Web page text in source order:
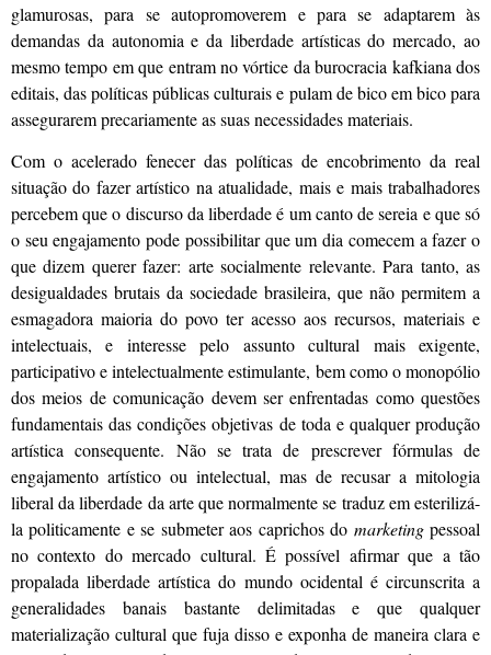
glamurosas, para se autopromoverem e para se adaptarem às
demandas da autonomia e da liberdade artísticas do mercado, ao
mesmo tempo em que entram no vórtice da burocracia kafkiana dos
editais, das políticas públicas culturais e pulam de bico em bico para
assegurarem precariamente as suas necessidades materiais.
Com o acelerado fenecer das políticas de encobrimento da real
situação do fazer artístico na atualidade, mais e mais trabalhadores
percebem que o discurso da liberdade é um canto de sereia e que só
o seu engajamento pode possibilitar que um dia comecem a fazer o
que dizem querer fazer: arte socialmente relevante. Para tanto, as
desigualdades brutais da sociedade brasileira, que não permitem a
esmagadora maioria do povo ter acesso aos recursos, materiais e
intelectuais, e interesse pelo assunto cultural mais exigente,
participativo e intelectualmente estimulante, bem como o monopólio
dos meios de comunicação devem ser enfrentadas como questões
fundamentais das condições objetivas de toda e qualquer produção
artística consequente. Não se trata de prescrever fórmulas de
engajamento artístico ou intelectual, mas de recusar a mitologia
liberal da liberdade da arte que normalmente se traduz em esterilizá-
la politicamente e se submeter aos caprichos do marketingpessoal
no contexto do mercado cultural. É possível afirmar que a tão
propalada liberdade artística do mundo ocidental é circunscrita a
generalidades banais bastante delimitadas e que qualquer
materialização cultural que fuja disso e exponha de maneira clara e